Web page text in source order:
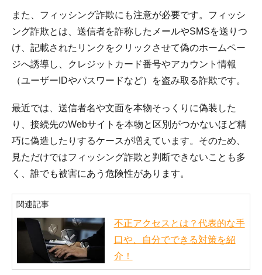
また、フィッシング詐欺にも注意が必要です。フィッシ
ング詐欺とは、送信者を詐称したメールやSMSを送りつ
け、記載されたリンクをクリックさせて偽のホームペー
ジへ誘導し、クレジットカード番号やアカウント情報
（ユーザーIDやパスワードなど）を盗み取る詐欺です。
最近では、送信者名や文面を本物そっくりに偽装した
り、接続先のWebサイトを本物と区別がつかないほど精
巧に偽造したりするケースが増えています。そのため、
見ただけではフィッシング詐欺と判断できないことも多
く、誰でも被害にあう危険性があります。
関連記事
不正アクセスとは？代表的な手
口や、自分でできる対策を紹
介！